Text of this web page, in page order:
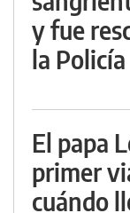
y fue
la Policía
El papa
primer
cuándo